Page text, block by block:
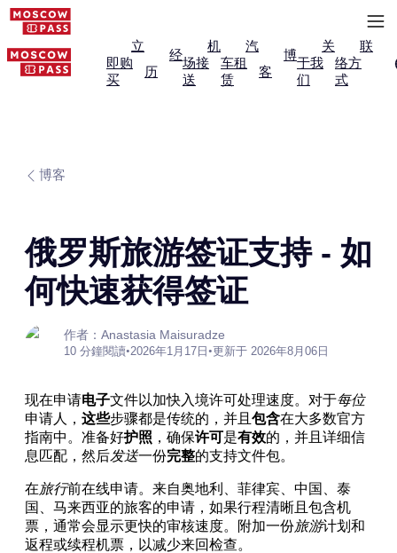
立
即购
买
经
历
机
场接
送
汽
车租
赁
博
客
关
于我
们
联
络方
式
博客
俄罗斯旅游签证支持 - 如
何快速获得签证
作者：Anastasia Maisuradze
10 分鐘閱讀•2026年1月17日 •更新于 2026年8月06日
现在申请电子文件以加快入境许可处理速度。对于每位
申请人， 这些步骤都是传统的，并且 包含在大多数官方
指南中。准备好护照 ，确保许可是有效的，并且详细信
息匹配，然后发送一份完整的支持文件包。
在旅行前在线申请。来自奥地利、菲律宾、中国、泰
国、马来西亚的旅客的申请，如果行程清晰且包含机
票，通常会显示更快的审核速度。附加一份旅游计划和
返程或续程机票，以减少来回检查。